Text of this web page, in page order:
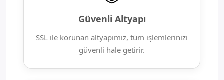
Güvenli Altyapı
SSL ile korunan altyapımız, tüm işlemlerinizi
güvenli hale getirir.